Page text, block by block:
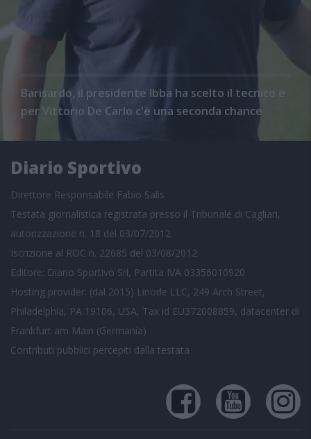
Barisardo, il presidente Ibba ha scelto il tecnico e
per Vittorio De Carlo c'è una seconda chance
Diario Sportivo
Direttore Responsabile Fabio Salis
Testata giornalistica registrata presso il Tribunale di Cagliari,
autorizzazione n. 18 del 03/07/2012
Iscrizione al ROC n. 22685 del 03/08/2012
Editore: Diario Sportivo Srl, Partita IVA 03356010920
Hosting provider: (dal 2015) Linode LLC, 249 Arch Street,
Philadelphia, PA 19106, USA, Tax id EU372008859, datacenter di
Frankfurt am Main (Germania)
Contributi pubblici percepiti dalla testata